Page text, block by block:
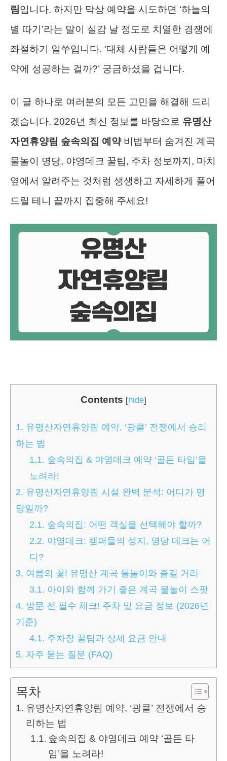
림 입니다. 하지만 막상 예약을 시도하면 ‘하늘의
별 따기’라는 말이 실감 날 정도로 치열한 경쟁에
좌절하기 일쑤입니다. ‘대체 사람들은 어떻게 예
약에 성공하는 걸까?’ 궁금하셨을 겁니다.
이 글 하나로 여러분의 모든 고민을 해결해 드리
겠습니다. 2026년 최신 정보를 바탕으로 유명산
자연휴양림 숲속의집 예약비법부터 숨겨진 계곡
물놀이 명당, 야영데크 꿀팁, 주차 정보까지, 마치
옆에서 알려주는 것처럼 생생하고 자세하게 풀어
드릴 테니 끝까지 집중해 주세요!
Contents [hide]
1. 유명산자연휴양림 예약, ‘광클’ 전쟁에서 승리
하는 법
1.1. 숲속의집 & 야영데크 예약 ‘골든 타임’을
노려라!
2. 유명산자연휴양림 시설 완벽 분석: 어디가 명
당일까?
2.1. 숲속의집: 어떤 객실을 선택해야 할까?
2.2. 야영데크: 캠퍼들의 성지, 명당 데크는 어
디?
3. 여름의 꽃! 유명산 계곡 물놀이와 즐길 거리
3.1. 아이와 함께 가기 좋은 계곡 물놀이 스팟
4. 방문 전 필수 체크! 주차 및 요금 정보 (2026년
기준)
4.1. 주차장 꿀팁과 상세 요금 안내
5. 자주 묻는 질문 (FAQ)
목차
유명산자연휴양림 예약, ‘광클’ 전쟁에서 승
리하는 법
숲속의집 & 야영데크 예약 ‘골든 타
임’을 노려라!